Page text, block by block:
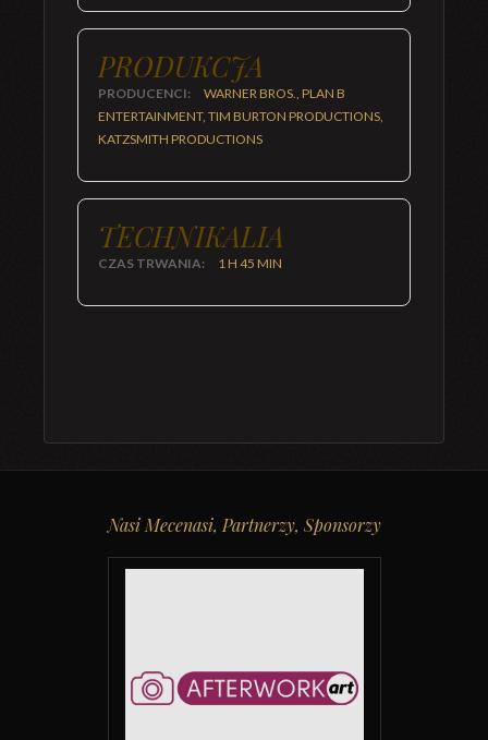
PRODUKCJA
PRODUCENCI:
WARNER BROS., PLAN B
ENTERTAINMENT, TIM BURTON PRODUCTIONS,
KATZSMITH PRODUCTIONS
TECHNIKALIA
CZAS TRWANIA: 1 H 45 MIN
Nasi Mecenasi, Partnerzy, Sponsorzy